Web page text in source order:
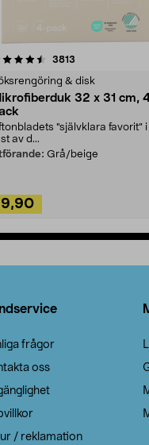
3813
& disk
32 x 31 cm,
"självklara favorit” i
av d...
Grå/beige
4.0av 5 stjärnor
frågor
oss
/ reklamation